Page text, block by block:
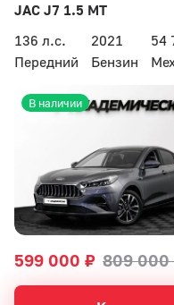
JAC J7 1.5 MT
136 л.с.
2021
54
Передний
Бензин
599 000 ₽ 809 000
В наличии